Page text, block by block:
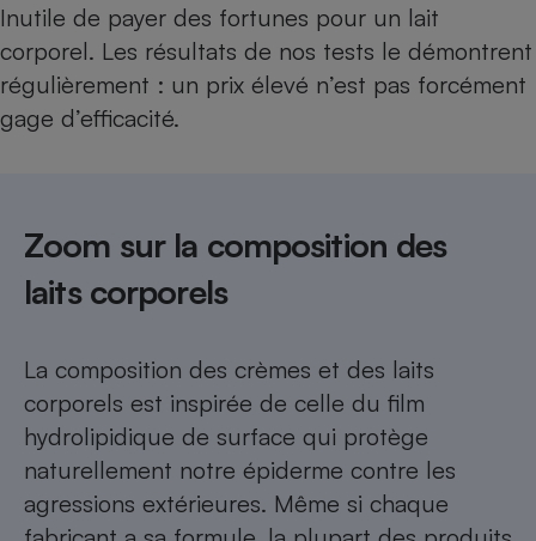
Inutile de payer des fortunes pour un lait
corporel. Les résultats de nos tests le démontrent
régulièrement : un prix élevé n’est pas forcément
gage d’efficacité.
Zoom sur la composition des
laits corporels
La composition des crèmes et des laits
corporels est inspirée de celle du film
hydrolipidique de surface qui protège
naturellement notre épiderme contre les
agressions extérieures. Même si chaque